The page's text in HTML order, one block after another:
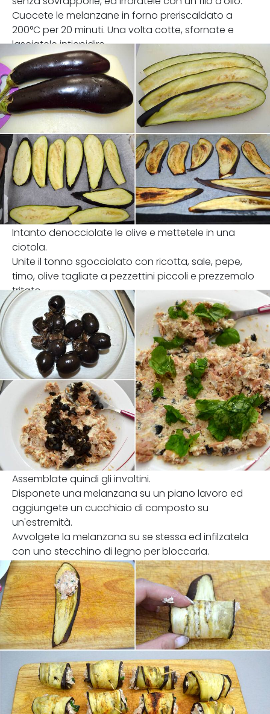
Cuocete le melanzane in forno preriscaldato a
200°C per 20 minuti. Una volta cotte, sfornate e
lasciatele intiepidire.
Intanto denocciolate le olive e mettetele in una
ciotola.
Unite il tonno sgocciolato con ricotta, sale, pepe,
timo, olive tagliate a pezzettini piccoli e prezzemolo
tritato.
Assemblate quindi gli involtini.
Disponete una melanzana su un piano lavoro ed
aggiungete un cucchiaio di composto su
un'estremità.
Avvolgete la melanzana su se stessa ed infilzatela
con uno stecchino di legno per bloccarla.